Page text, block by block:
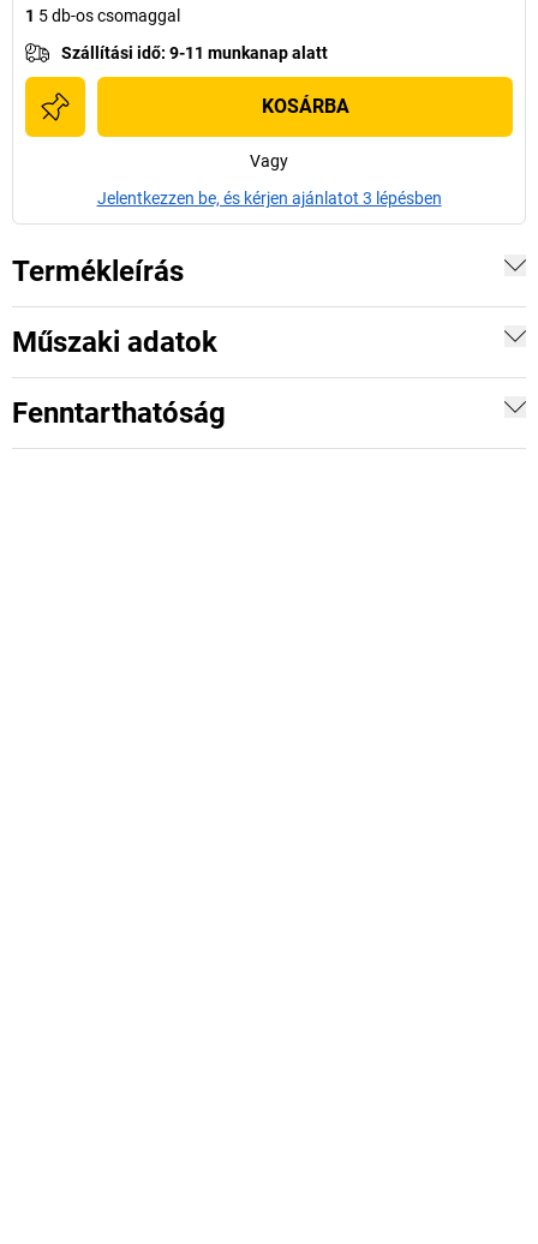
1 5 db-os csomaggal
Szállítási idő: 9-11 munkanap alatt
KOSÁRBA
Vagy
Jelentkezzen be, és kérjen ajánlatot 3 lépésben
Termékleírás
Műszaki adatok
Fenntarthatóság